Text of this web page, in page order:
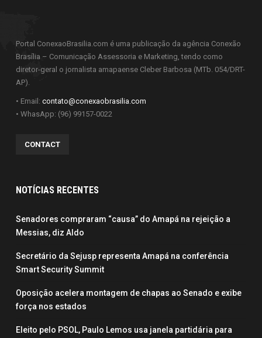
Portal ConexaoBrasilia.com é uma publicação da agência Conexão
Brasília – Comunicação Assessoria e Marketing, tendo como
diretor-geral o jornalista amapaense Cleber Barbosa (MTb. 054/DRT-
AP).
• Email: contato@conexaobrasilia.com
• WhasApp: (96) 99157-0022
CONTACT
NOTÍCIAS RECENTES
Senadores compraram “causa” do Amapá na rejeição a
Messias, diz Aldo
Secretário da Sejusp representa Amapá na conferência
Smart Security Summit
Oposição acelera montagem de chapas ao Senado e exibe
força nos estados
Eleito pelo PSOL, Paulo Lemos usa janela partidária para